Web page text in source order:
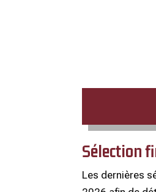
Sélection
Les dernières